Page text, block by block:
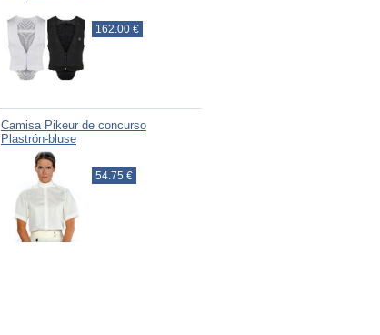
162.00 €
Camisa Pikeur de concurso
Plastrón-bluse
54.75 €